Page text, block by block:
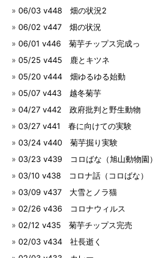
06/03 v448 畑の状況2
06/02 v447 畑の状況
06/01 v446 菊芋チップス完成っ
05/25 v445 鹿とキツネ
05/20 v444 畑ゆるゆる始動
05/07 v443 越冬菊芋
04/27 v442 政府批判と野生動物
03/27 v441 春に向けての実験
03/24 v440 菊芋掘り実験
03/23 v439 コロばな（旭山動物園）
03/10 v438 コロナ話（コロばな）
03/09 v437 大雪とノラ猫
02/26 v436 コロナウィルス
02/12 v435 菊芋チップス完売
02/03 v434 社長逝く